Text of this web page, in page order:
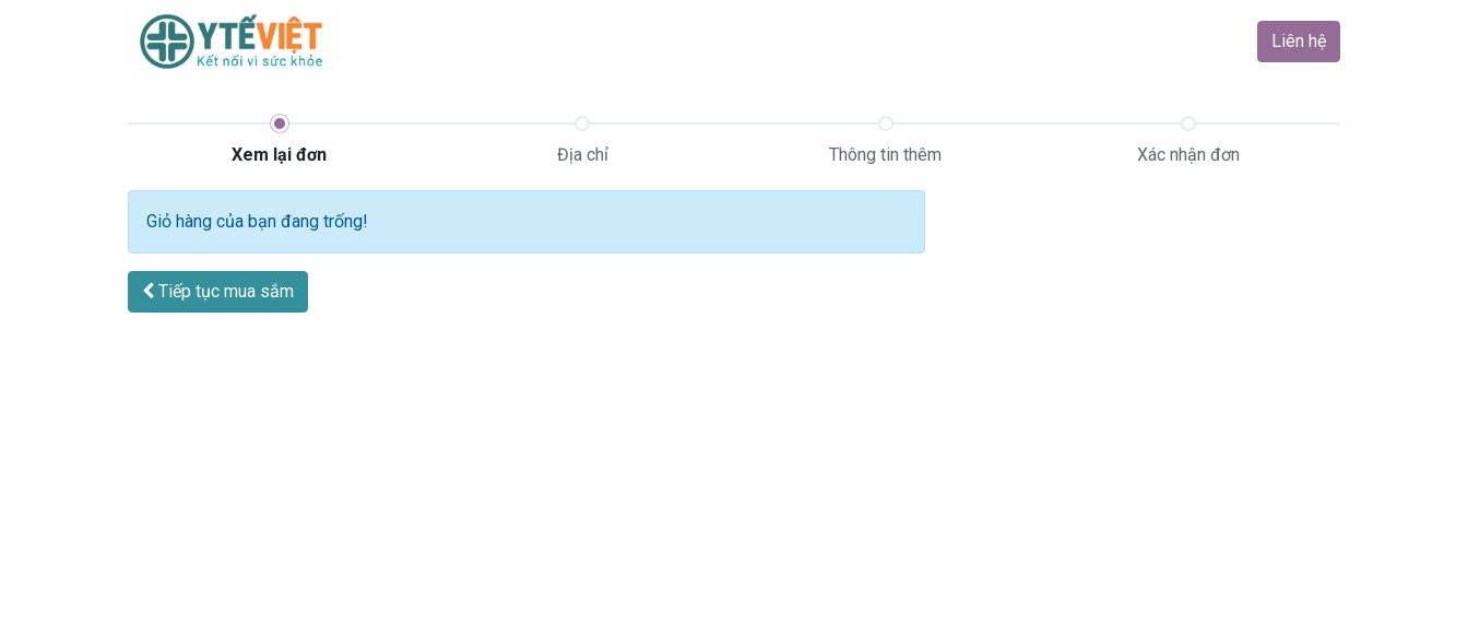
Chương trình cộng tác viên Trung tâm hỗ trợ
Liên hệ
Xem lại đơn Địa chỉ Thông tin thêm Xác nhận đơn
Giỏ hàng của bạn đang trống!
Tiếp tục mua sắm